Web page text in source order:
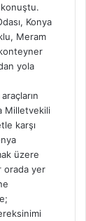
Konya
Meram
yola
Milletvekili
karşı
üzere
orada yer